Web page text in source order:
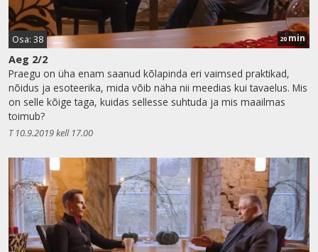
Osa: 38 20min
Aeg 2/2
Praegu on üha enam saanud kõlapinda eri vaimsed praktikad,
nõidus ja esoteerika, mida võib näha nii meedias kui tavaelus. Mis
on selle kõige taga, kuidas sellesse suhtuda ja mis maailmas
toimub?
T 10.9.2019 kell 17.00